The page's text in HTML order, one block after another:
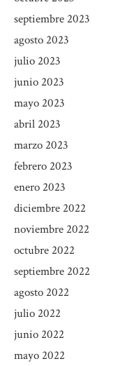
septiembre 2023
agosto 2023
julio 2023
junio 2023
mayo 2023
abril 2023
marzo 2023
febrero 2023
enero 2023
diciembre 2022
noviembre 2022
octubre 2022
septiembre 2022
agosto 2022
julio 2022
junio 2022
mayo 2022